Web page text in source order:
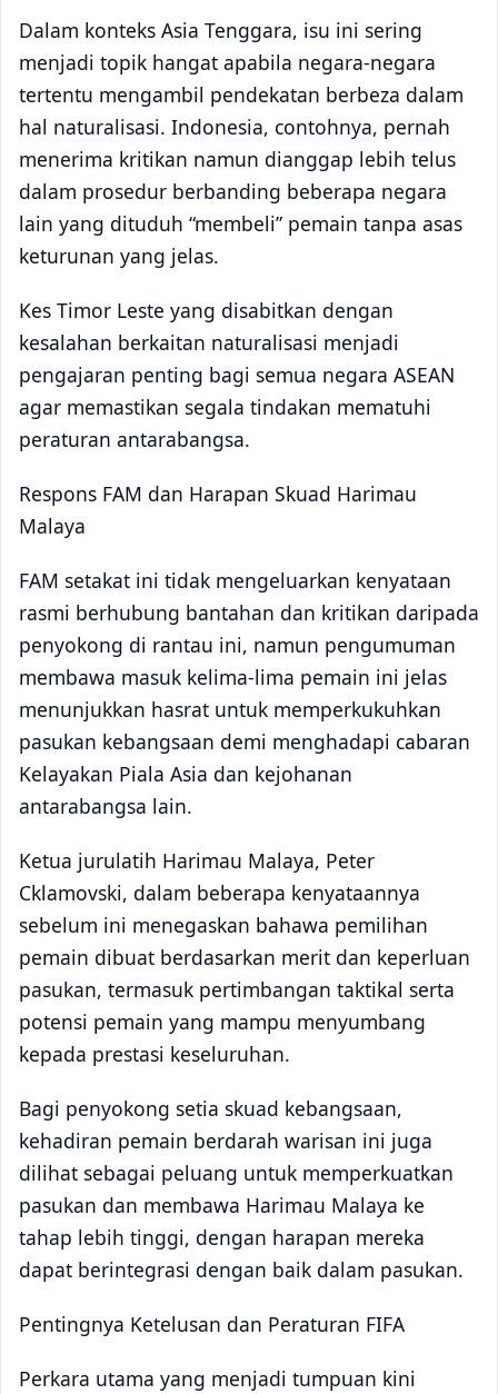
Dalam konteks Asia Tenggara, isu ini sering
menjadi topik hangat apabila negara-negara
tertentu mengambil pendekatan berbeza dalam
hal naturalisasi. Indonesia, contohnya, pernah
menerima kritikan namun dianggap lebih telus
dalam prosedur berbanding beberapa negara
lain yang dituduh “membeli” pemain tanpa asas
keturunan yang jelas.
Kes Timor Leste yang disabitkan dengan
kesalahan berkaitan naturalisasi menjadi
pengajaran penting bagi semua negara ASEAN
agar memastikan segala tindakan mematuhi
peraturan antarabangsa.
Respons FAM dan Harapan Skuad Harimau
Malaya
FAM setakat ini tidak mengeluarkan kenyataan
rasmi berhubung bantahan dan kritikan daripada
penyokong di rantau ini, namun pengumuman
membawa masuk kelima-lima pemain ini jelas
menunjukkan hasrat untuk memperkukuhkan
pasukan kebangsaan demi menghadapi cabaran
Kelayakan Piala Asia dan kejohanan
antarabangsa lain.
Ketua jurulatih Harimau Malaya, Peter
Cklamovski, dalam beberapa kenyataannya
sebelum ini menegaskan bahawa pemilihan
pemain dibuat berdasarkan merit dan keperluan
pasukan, termasuk pertimbangan taktikal serta
potensi pemain yang mampu menyumbang
kepada prestasi keseluruhan.
Bagi penyokong setia skuad kebangsaan,
kehadiran pemain berdarah warisan ini juga
dilihat sebagai peluang untuk memperkuatkan
pasukan dan membawa Harimau Malaya ke
tahap lebih tinggi, dengan harapan mereka
dapat berintegrasi dengan baik dalam pasukan.
Pentingnya Ketelusan dan Peraturan FIFA
Perkara utama yang menjadi tumpuan kini